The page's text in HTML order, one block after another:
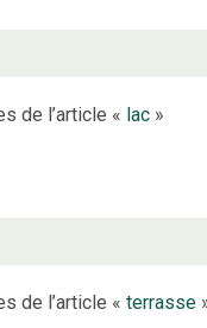
de l’article « lac »
de l’article «terrasse